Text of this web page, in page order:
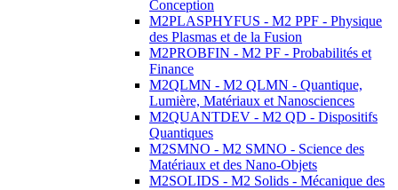
Conception
M2PLASPHYFUS - M2 PPF - Physique
des Plasmas et de la Fusion
M2PROBFIN - M2 PF - Probabilités et
Finance
M2QLMN - M2 QLMN - Quantique,
Lumière, Matériaux et Nanosciences
M2QUANTDEV - M2 QD - Dispositifs
Quantiques
M2SMNO - M2 SMNO - Science des
Matériaux et des Nano-Objets
M2SOLIDS - M2 Solids - Mécanique des